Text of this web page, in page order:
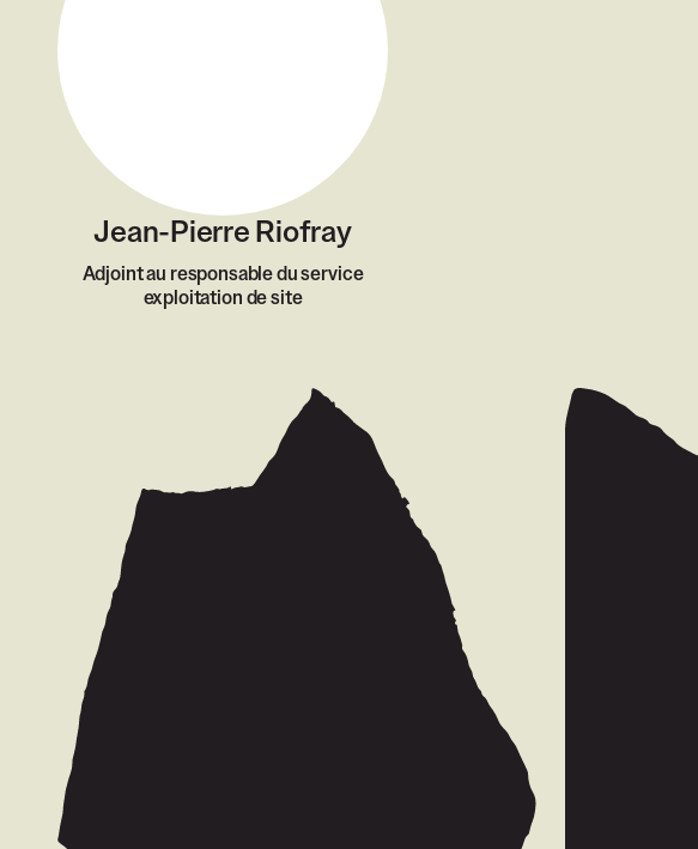
Jean-Pierre Riofray
Adjoint au responsable du service
exploitation de site